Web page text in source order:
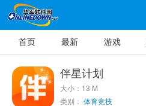
首页 最新 游戏
伴星计划
大小：13 M
类别： 体育竞技